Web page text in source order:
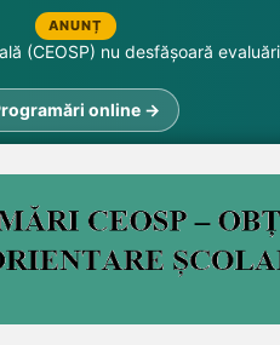
ANUNȚ
(CEOSP) nu desfășoară
online →